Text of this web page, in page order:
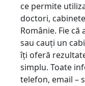
ce permite
doctori,
Românie. Fie
sau cauți un
îți oferă
simplu. Toate
telefon, email –